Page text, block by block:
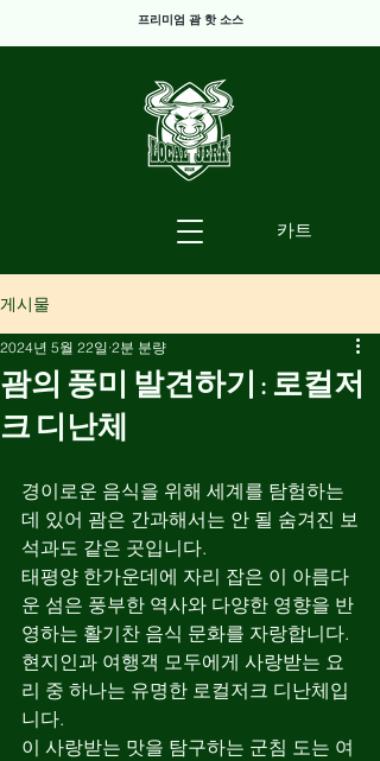
프리미엄 괌 핫 소스
카트
게시물
괌의 풍미 발견하기 : 로컬저
크 디난체
2024년 5월 22일 2분 분량
경이로운 음식을 위해 세계를 탐험하는
데 있어 괌은 간과해서는 안 될 숨겨진 보
석과도 같은 곳입니다.
태평양 한가운데에 자리 잡은 이 아름다
운 섬은 풍부한 역사와 다양한 영향을 반
영하는 활기찬 음식 문화를 자랑합니다.
현지인과 여행객 모두에게 사랑받는 요
리 중 하나는 유명한 로컬저크 디난체입
니다.
이 사랑받는 맛을 탐구하는 군침 도는 여